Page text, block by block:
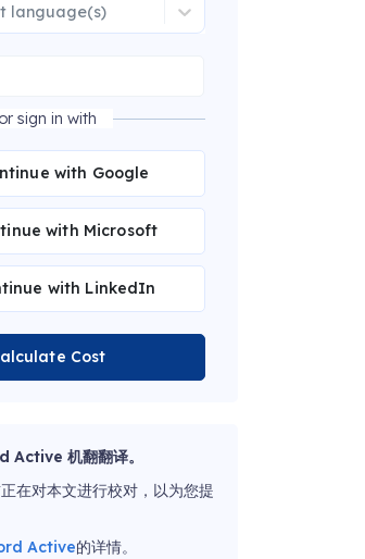
language(s)
or sign in with
with Google
with Microsoft
with LinkedIn
Cost
机翻翻译。
在对本文进行校对，以为您提
Active的详情。